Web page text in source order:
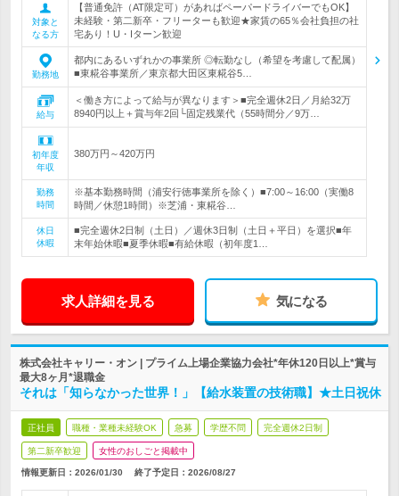
対象と
なる方
【普通免許（AT限定可）があればペーパードライバーでもOK】
未経験・第二新卒・フリーターも歓迎★家賃の65％会社負担の社
宅あり！U・Iターン歓迎
勤務地
都内にあるいずれかの事業所 ◎転勤なし（希望を考慮して配属）
■東糀谷事業所／東京都大田区東糀谷5…
給与
＜働き方によって給与が異なります＞■完全週休2日／月給32万
8940円以上＋賞与年2回└固定残業代（55時間分／9万…
初年度
年収
380万円～420万円
勤務
時間
※基本勤務時間（浦安行徳事業所を除く）■7:00～16:00（実働8
時間／休憩1時間）※芝浦・東糀谷…
休日
休暇
■完全週休2日制（土日）／週休3日制（土日＋平日）を選択■年
末年始休暇■夏季休暇■有給休暇（初年度1…
求人詳細を見る 気になる
株式会社キャリー・オン | プライム上場企業協力会社*年休120日以上*賞与
最大8ヶ月*退職金
それは「知らなかった世界！」【給水装置の技術職】★土日祝休
正社員 職種・業種未経験OK 急募 学歴不問 完全週休2日制
第二新卒歓迎 女性のおしごと掲載中
情報更新日：2026/01/30 終了予定日： 2026/08/27